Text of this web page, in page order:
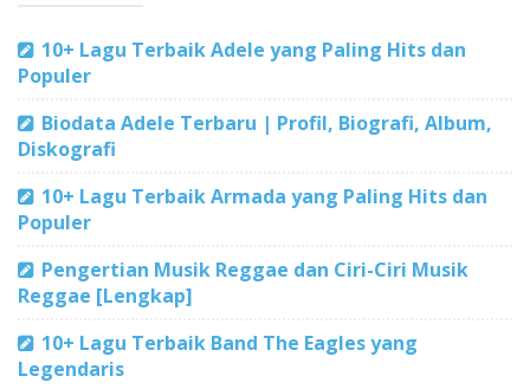
10+ Lagu Terbaik Adele yang Paling Hits dan
Populer
Biodata Adele Terbaru | Profil, Biografi, Album,
Diskografi
10+ Lagu Terbaik Armada yang Paling Hits dan
Populer
Pengertian Musik Reggae dan Ciri-Ciri Musik
Reggae [Lengkap]
10+ Lagu Terbaik Band The Eagles yang
Legendaris